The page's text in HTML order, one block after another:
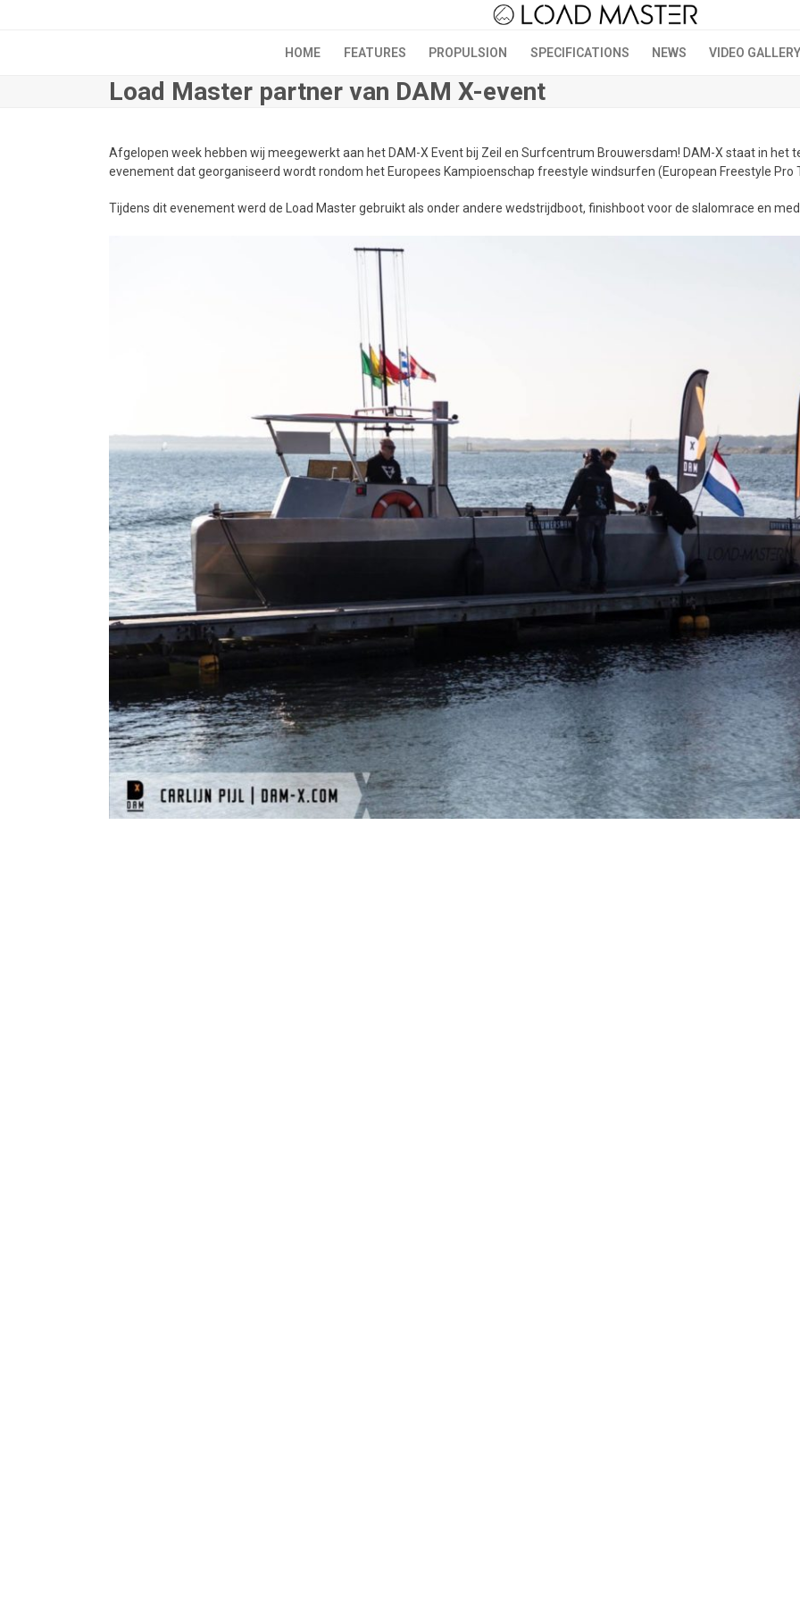
HOME FEATURES PROPULSION SPECIFICATIONS NEWS VIDEO GALLERY
Load Master partner van DAM X-event
Afgelopen week hebben wij meegewerkt aan het DAM-X Event bij Zeil en Surfcentrum Brouwersdam! DAM-X staat in het
evenement dat georganiseerd wordt rondom het Europees Kampioenschap freestyle windsurfen (European Freestyle Pro
Tijdens dit evenement werd de Load Master gebruikt als onder andere wedstrijdboot, finishboot voor de slalomrace en